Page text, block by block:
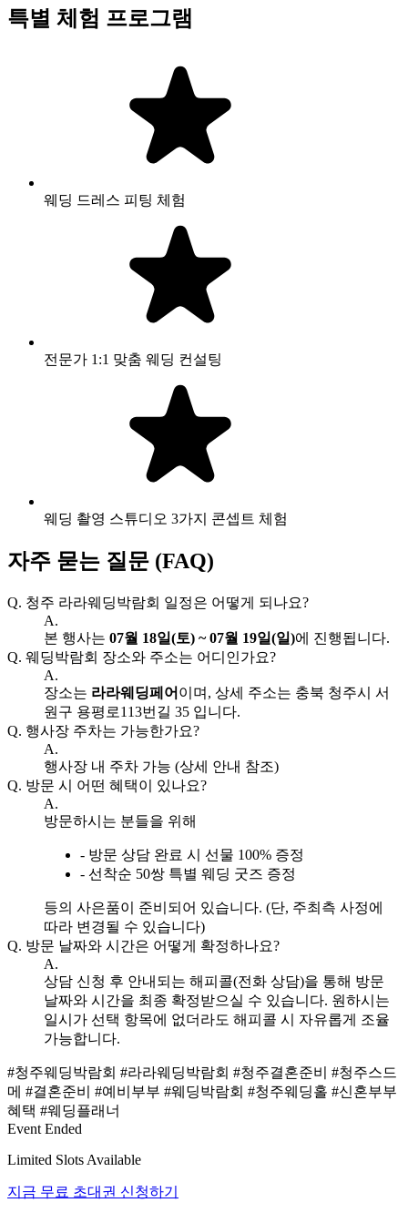
특별 체험 프로그램
웨딩 드레스 피팅 체험
전문가 1:1 맞춤 웨딩 컨설팅
웨딩 촬영 스튜디오 3가지 콘셉트 체험
자주 묻는 질문 (FAQ)
Q. 청주 라라웨딩박람회 일정은 어떻게 되나요?
A.
본 행사는 07월 18일(토) ~ 07월 19일(일)에 진행됩니다.
Q. 웨딩박람회 장소와 주소는 어디인가요?
A.
장소는 라라웨딩페어 이며, 상세 주소는 충북 청주시 서
원구 용평로113번길 35 입니다.
Q. 행사장 주차는 가능한가요?
A.
행사장 내 주차 가능 (상세 안내 참조)
Q. 방문 시 어떤 혜택이 있나요?
A.
방문하시는 분들을 위해
- 방문 상담 완료 시 선물 100% 증정
- 선착순 50쌍 특별 웨딩 굿즈 증정
등의 사은품이 준비되어 있습니다. (단, 주최측 사정에
따라 변경될 수 있습니다)
Q. 방문 날짜와 시간은 어떻게 확정하나요?
A.
상담 신청 후 안내되는 해피콜(전화 상담)을 통해 방문
날짜와 시간을 최종 확정받으실 수 있습니다. 원하시는
일시가 선택 항목에 없더라도 해피콜 시 자유롭게 조율
가능합니다.
#청주웨딩박람회 #라라웨딩박람회 #청주결혼준비 #청주스드
메 #결혼준비 #예비부부 #웨딩박람회 #청주웨딩홀 #신혼부부
혜택 #웨딩플래너
Event Ended
Limited Slots Available
지금 무료 초대권 신청하기